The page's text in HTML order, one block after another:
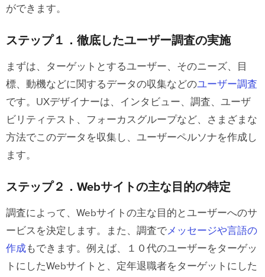
順位付け
ステップ６．ワイヤーフレームとプロト
タイプの作成
ステップ７．イテレーションと改良
ECサイトのデザイン アイデア ５選
１．クリエイティブなホバー効果
ィ
４．ショッピングカートの引出し
５．製品ページの上部に表示
SaaS/デジタル製品のWebデザインの
ができます。
ステップ１．徹底したユーザー調査の実施
まずは、ターゲットとするユーザー、そのニーズ、目
標、動機などに関するデータの収集などのユーザー調査
です。UXデザイナーは、インタビュー、調査、ユーザ
ビリティテスト、フォーカスグループなど、さまざまな
方法でこのデータを収集し、ユーザーペルソナを作成し
ます。
ステップ２．Webサイトの主な目的の特定
調査によって、Webサイトの主な目的とユーザーへのサ
ービスを決定します。また、調査でメッセージや言語の
作成もできます。例えば、１０代のユーザーをターゲッ
トにしたWebサイトと、定年退職者をターゲットにした